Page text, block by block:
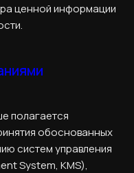
ценной информации
полагается
обоснованных
систем управления
System, KMS),